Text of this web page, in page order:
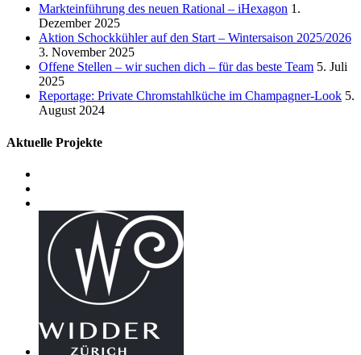
Markteinführung des neuen Rational – iHexagon 1.
Dezember 2025
Aktion Schockkühler auf den Start – Wintersaison 2025/2026
3. November 2025
Offene Stellen – wir suchen dich – für das beste Team 5. Juli
2025
Reportage: Private Chromstahlküche im Champagner-Look 5.
August 2024
Aktuelle Projekte